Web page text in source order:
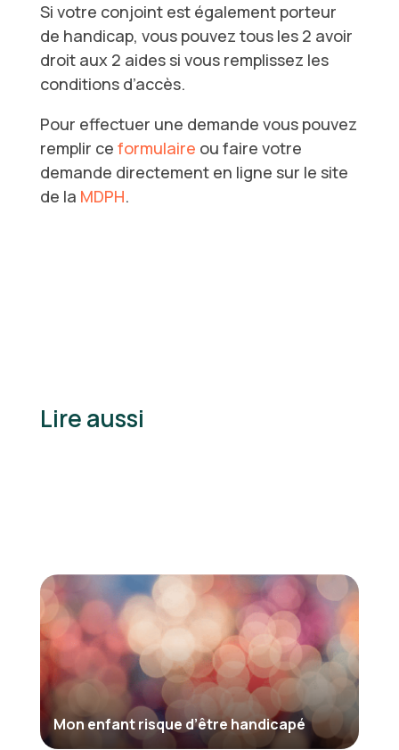
Si votre conjoint est également porteur
de handicap, vous pouvez tous les 2 avoir
droit aux 2 aides si vous remplissez les
conditions d’accès.
Pour effectuer une demande vous pouvez
remplir ce formulaire ou faire votre
demande directement en ligne sur le site
de la MDPH.
Lire aussi
Mon enfant risque d’être handicapé